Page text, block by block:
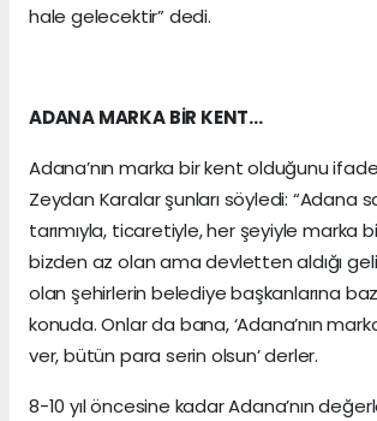
hale gelecektir” dedi.
ADANA MARKA BİR KENT…
Adana’nın marka bir kent olduğunu
Zeydan Karalar şunları söyledi: “Adana
tarımıyla, ticaretiyle, her şeyiyle marka
bizden az olan ama devletten aldığı
olan şehirlerin belediye başkanlarına
konuda. Onlar da bana, ‘Adana’nın
ver, bütün para serin olsun’ derler.
8-10 yıl öncesine kadar Adana’nın